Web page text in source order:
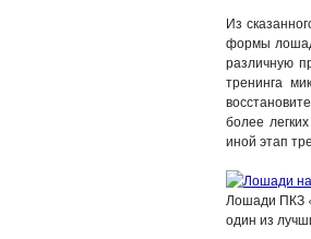
Из
формы
различную
тренинга
более
иной этап
Лошади ПКЗ
один из